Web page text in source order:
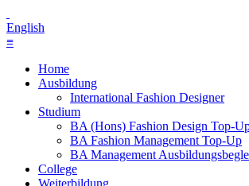
English
≡
Home
Ausbildung
International Fashion Designer
Studium
BA (Hons) Fashion Design Top-
BA Fashion Management Top-Up
BA Management
College
Weiterbildung